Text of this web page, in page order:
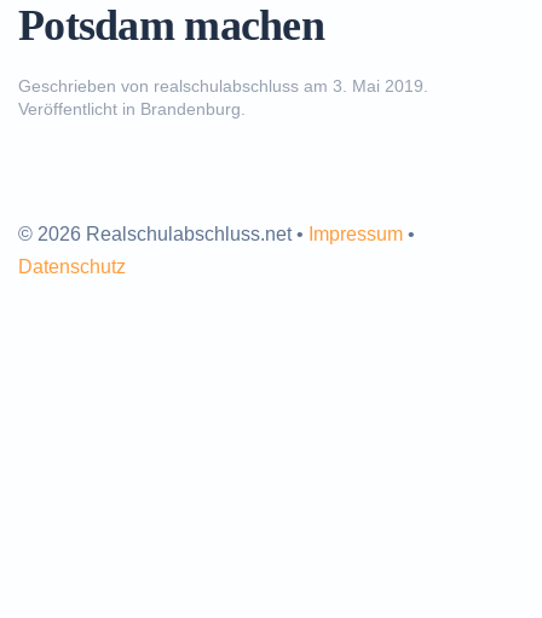
Potsdam machen
Geschrieben von realschulabschluss am 3. Mai 2019
Veröffentlicht in Brandenburg
© 2026 Realschulabschluss.net • Impressum •
Datenschutz